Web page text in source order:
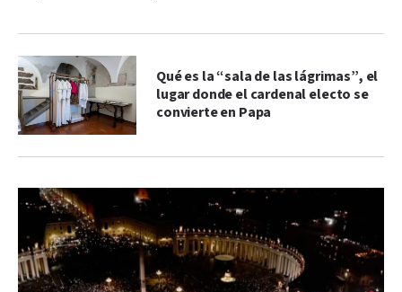
Qué es la “sala de las lágrimas”, el
lugar donde el cardenal electo se
convierte en Papa